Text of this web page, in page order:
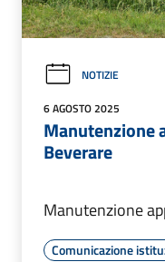
NOTIZIE
6 AGOSTO 2025
Manutenzione
Beverare
Manutenzione
Comunicazione